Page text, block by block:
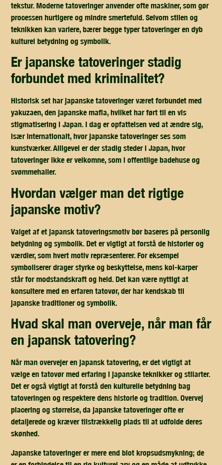
tekstur. Moderne tatoveringer anvender ofte maskiner, som gør
processen hurtigere og mindre smertefuld. Selvom stilen og
teknikken kan variere, bærer begge typer tatoveringer en dyb
kulturel betydning og symbolik.
er japanske tatoveringer stadig
forbundet med kriminalitet?
Historisk set har japanske tatoveringer været forbundet med
yakuzaen, den japanske mafia, hvilket har ført til en vis
stigmatisering i Japan. I dag er opfattelsen ved at ændre sig,
især internationalt, hvor japanske tatoveringer ses som
kunstværker. Alligevel er der stadig steder i Japan, hvor
tatoveringer ikke er velkomne, som i offentlige badehuse og
svømmehaller.
hvordan vælger man det rigtige
japanske motiv?
Valget af et japansk tatoveringsmotiv bør baseres på personlig
betydning og symbolik. Det er vigtigt at forstå de historier og
værdier, som hvert motiv repræsenterer. For eksempel
symboliserer drager styrke og beskyttelse, mens koi-karper
står for modstandskraft og held. Det kan være nyttigt at
konsultere med en erfaren tatovør, der har kendskab til
japanske traditioner og symbolik.
hvad skal man overveje, når man får
en japansk tatovering?
Når man overvejer en japansk tatovering, er det vigtigt at
vælge en tatovør med erfaring i japanske teknikker og stilarter.
Det er også vigtigt at forstå den kulturelle betydning bag
tatoveringen og respektere dens historie og tradition. Overvej
placering og størrelse, da japanske tatoveringer ofte er
detaljerede og kræver tilstrækkelig plads til at udfolde deres
skønhed.
Japanske tatoveringer er mere end blot kropsudsmykning; de